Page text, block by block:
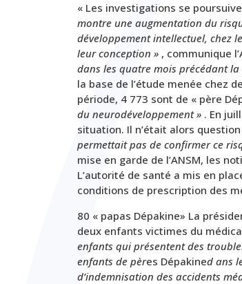
« Les investigations se
montre une augmentation du
développement intellectuel, chez
leur conception » , communique
dans les quatre mois précédant
la base de l’étude menée chez
période, 4 773 sont de « père
du neurodéveloppement » . En
situation. Il n’était alors
permettait pas de confirmer ce
mise en garde de l’ANSM, les
L’autorité de santé a mis en
conditions de prescription des
80 « papas Dépakine» La
deux enfants victimes du
enfants qui présentent des
enfants de pères Dépakined ans
d’indemnisation des accidents